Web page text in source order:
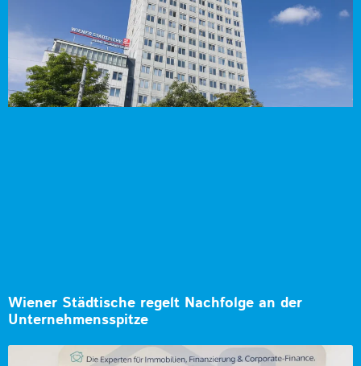
Wiener Städtische regelt Nachfolge an der
Unternehmensspitze